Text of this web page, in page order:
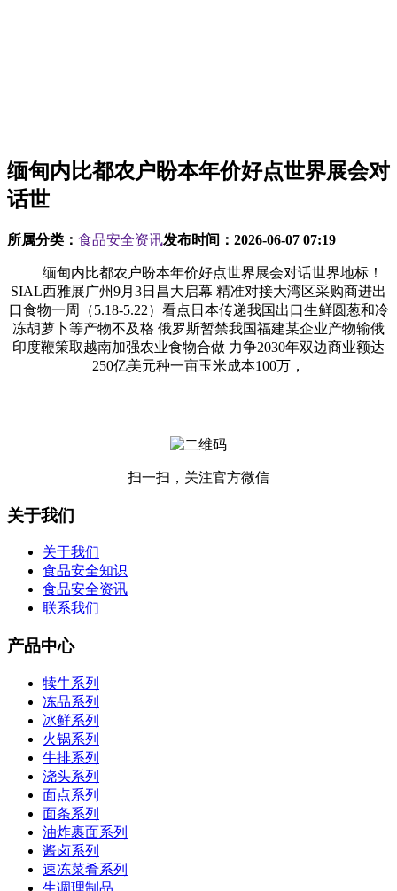
缅甸内比都农户盼本年价好点世界展会对
话世
所属分类： 食品安全资讯发布时间： 2026-06-07 07:19
缅甸内比都农户盼本年价好点世界展会对话世界地标！
SIAL西雅展广州9月3日昌大启幕 精准对接大湾区采购商进出
口食物一周（5.18-5.22）看点日本传递我国出口生鲜圆葱和冷
冻胡萝卜等产物不及格 俄罗斯暂禁我国福建某企业产物输俄
印度鞭策取越南加强农业食物合做 力争2030年双边商业额达
250亿美元种一亩玉米成本100万，
扫一扫，关注官方微信
关于我们
关于我们
食品安全知识
食品安全资讯
联系我们
产品中心
犊牛系列
冻品系列
冰鲜系列
火锅系列
牛排系列
浇头系列
面点系列
面条系列
油炸裹面系列
酱卤系列
速冻菜肴系列
生调理制品